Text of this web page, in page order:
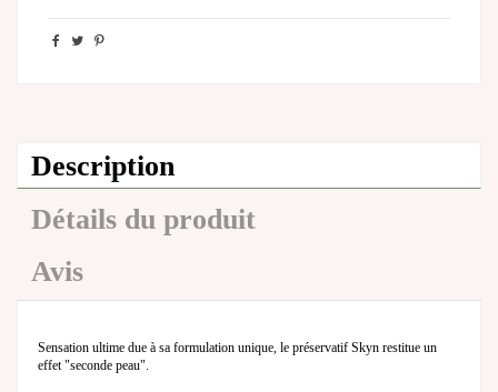
Description
Détails du produit
Avis
Sensation ultime due à sa formulation unique, le préservatif Skyn restitue un
effet "seconde peau".